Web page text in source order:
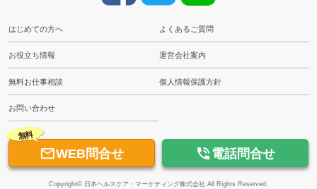
はじめての方へ よくあるご質問
お役立ち情報 運営会社案内
無料お仕事相談 個人情報保護方針
お問い合わせ
無料
WEB問合せ  電話問合せ
Copyright© 日本ヘルスケア・マーケティング株式会社 All Rights Reserved.